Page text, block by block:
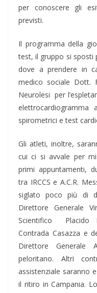
per conoscere gli
previsti.
Il programma della
test, il gruppo si sposti
dove a prendere in
medico sociale Dott.
Neurolesi per
spirometrici e test
Gli atleti, inoltre,
cui ci si avvale per
primi appuntamenti,
tra IRCCS e A.C.R.
siglato poco più di
Direttore Generale
Scientifico Placido
Contrada Casazza e
Direttore Generale
peloritano. Altri
assistenziale saranno
il ritiro in Campania.